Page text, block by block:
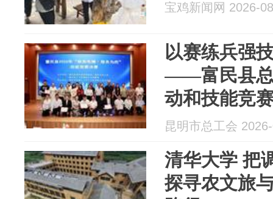
宝鸡新闻网 2026-
以赛练兵强
——富民县总
动和技能竞
昆明市总工会
清华大学 把
探寻农文旅